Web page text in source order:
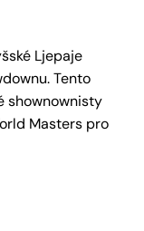
Ljepaje
Tento
shownownisty
Masters pro